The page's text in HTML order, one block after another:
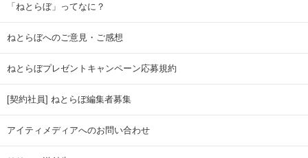
「ねとらぼ」ってなに？
ねとらぼへのご意見・ご感想
ねとらぼプレゼントキャンペーン応募規約
[契約社員] ねとらぼ編集者募集
アイティメディアへのお問い合わせ